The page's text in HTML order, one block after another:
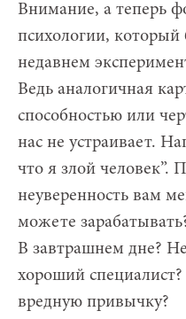
Внимание, а теперь
психологии,
недавнем
Ведь аналогичная
способностью или
нас не устраивает.
что я злой человек”.
неуверенность вам
можете
В завтрашнем дне?
хороший
вредную привычку?